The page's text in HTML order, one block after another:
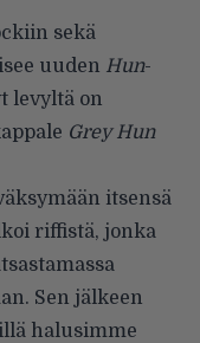
sekä
uuden Hun-
levyltä on
Grey Hun
itsensä
riffistä, jonka
Sen jälkeen
halusimme